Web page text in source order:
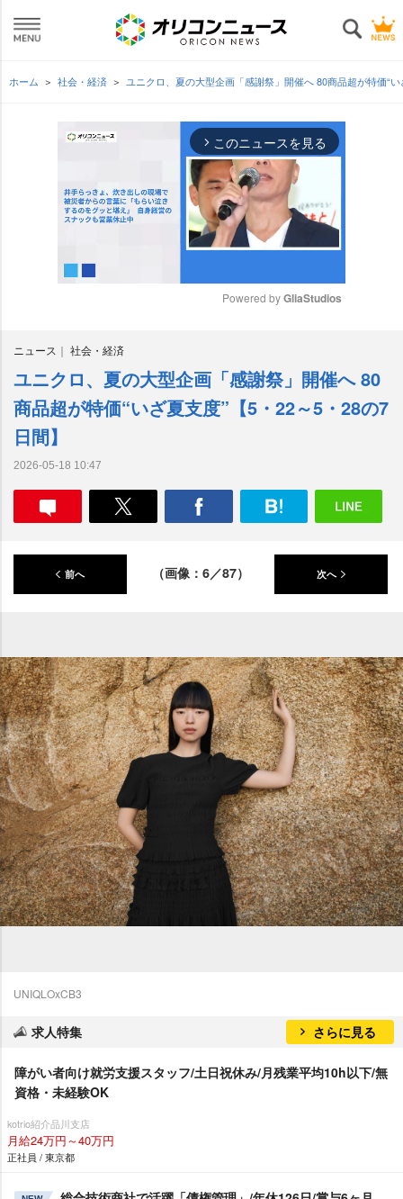
ホーム 社会・経済 ユニクロ、夏の大型企画「感謝祭」開催へ 80商品超が特価“
arrow_forward_ios このニュースを見る
e
Powered by GliaStudios
ニュース 社会・経済
ユニクロ、夏の大型企画「感謝祭」開催へ 80
商品超が特価“いざ夏支度”【5・22～5・28の7
日間】
2026-05-18 10:47
前へ （画像：6／87） 次へ
UNIQLOxCB3
求人特集 さらに見る
障がい者向け就労支援スタッフ/土日祝休み/月残業平均10h以下/無
資格・未経験OK
kotrio紹介品川支店
月給24万円～40万円
正社員 / 東京都